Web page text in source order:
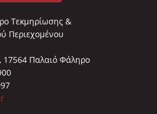
Τεκμηρίωσης &
Περιεχομένου
17564 Παλαιό Φάληρο